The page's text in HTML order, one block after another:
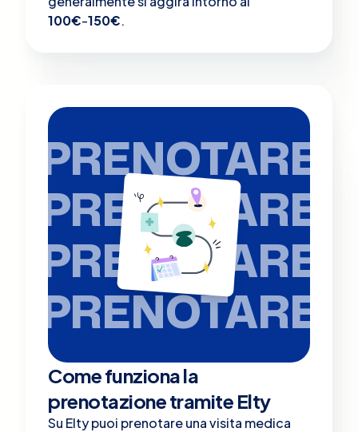
100€-150€.
PRENOTARE
PRENOTARE
PRENOTARE
PRENOTARE
Come funziona la
prenotazione tramite Elty
Su Elty puoi prenotare una visita medica